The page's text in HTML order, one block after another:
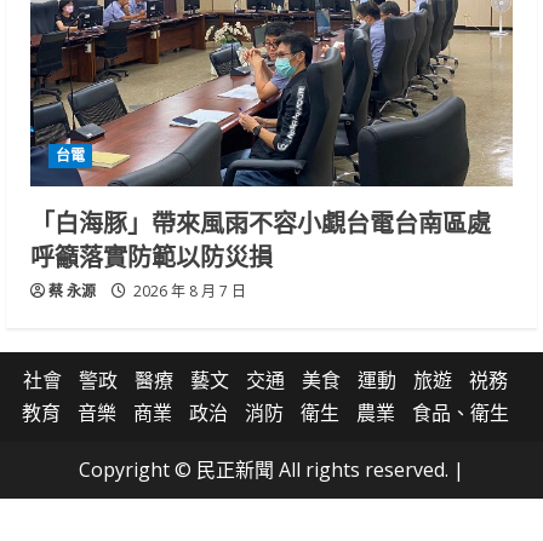
台電
「白海豚」帶來風雨不容小覷台電台南區處
呼籲落實防範以防災損
蔡 永源 2026 年 8 月 7 日
社會 警政 醫療 藝文 交通 美食 運動 旅遊
祱務
教育
音樂 商業 政治 消防 衛生 農業 食品、衛生
Copyright © 民正新聞 All rights reserved. |